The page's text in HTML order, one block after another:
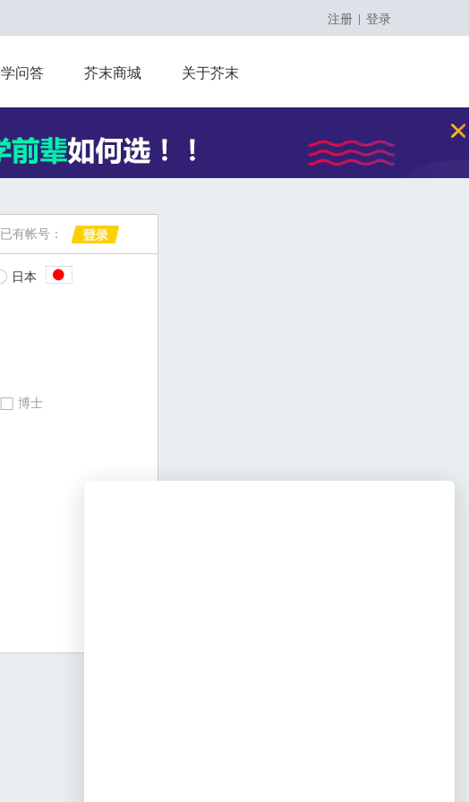
注册 | 登录
问答 芥末商城 关于芥末
已有帐号：
日本
博士